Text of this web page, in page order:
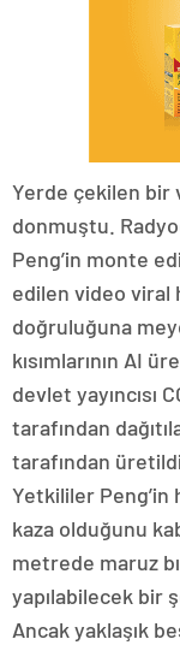
Yerde çekilen bir
donmuştu.
Peng’in monte
edilen video viral
doğruluğuna
kısımlarının AI
devlet yayıncısı
tarafından
tarafından
Yetkililer Peng’in
kaza olduğunu
metrede maruz
yapılabilecek bir
Ancak yaklaşık